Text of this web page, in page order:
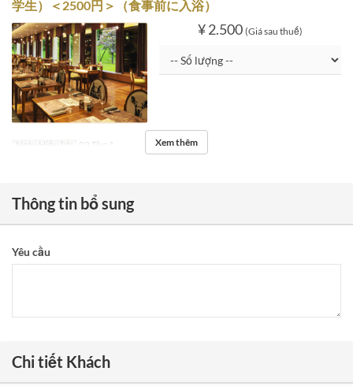
学生）＜2500円＞（食事前に入浴）
¥ 2.500 (Giá sau thuế)
Ngày Hiệu lực 02 Thg 1 Xem thêm
Thông tin bổ sung
Yêu cầu
Chi tiết Khách